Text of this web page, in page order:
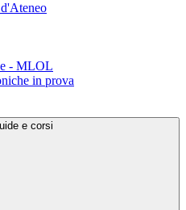
- MLOL
in prova
e corsi